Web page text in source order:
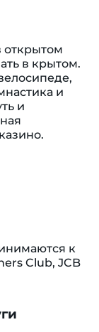
открытом
в крытом.
и
и
к
Club, JCB